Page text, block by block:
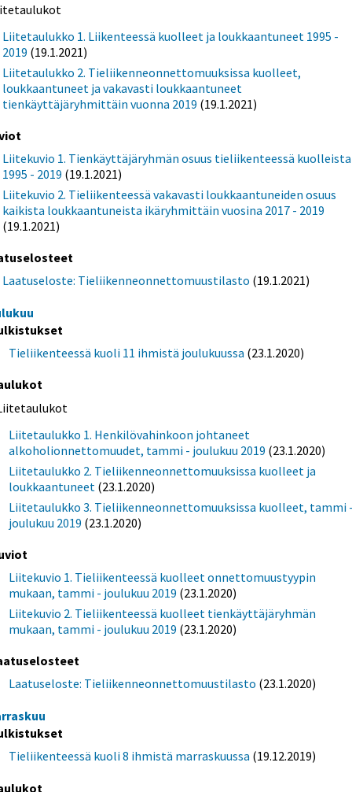
Liitetaulukko 1. Liikenteessä kuolleet ja loukkaantuneet 1995 -
2019 (19.1.2021)
Liitetaulukko 2. Tieliikenneonnettomuuksissa kuolleet,
loukkaantuneet ja vakavasti loukkaantuneet
tienkäyttäjäryhmittäin vuonna 2019 (19.1.2021)
Liitekuvio 1. Tienkäyttäjäryhmän osuus tieliikenteessä kuolleista
1995 - 2019 (19.1.2021)
Liitekuvio 2. Tieliikenteessä vakavasti loukkaantuneiden osuus
kaikista loukkaantuneista ikäryhmittäin vuosina 2017 - 2019
(19.1.2021)
Laatuseloste: Tieliikenneonnettomuustilasto (19.1.2021)
Tieliikenteessä kuoli 11 ihmistä joulukuussa (23.1.2020)
Liitetaulukko 1. Henkilövahinkoon johtaneet
alkoholionnettomuudet, tammi - joulukuu 2019 (23.1.2020)
Liitetaulukko 2. Tieliikenneonnettomuuksissa kuolleet ja
loukkaantuneet (23.1.2020)
Liitetaulukko 3. Tieliikenneonnettomuuksissa kuolleet, tammi
joulukuu 2019 (23.1.2020)
Liitekuvio 1. Tieliikenteessä kuolleet onnettomuustyypin
mukaan, tammi - joulukuu 2019 (23.1.2020)
Liitekuvio 2. Tieliikenteessä kuolleet tienkäyttäjäryhmän
mukaan, tammi - joulukuu 2019 (23.1.2020)
Laatuseloste: Tieliikenneonnettomuustilasto (23.1.2020)
Tieliikenteessä kuoli 8 ihmistä marraskuussa (19.12.2019)